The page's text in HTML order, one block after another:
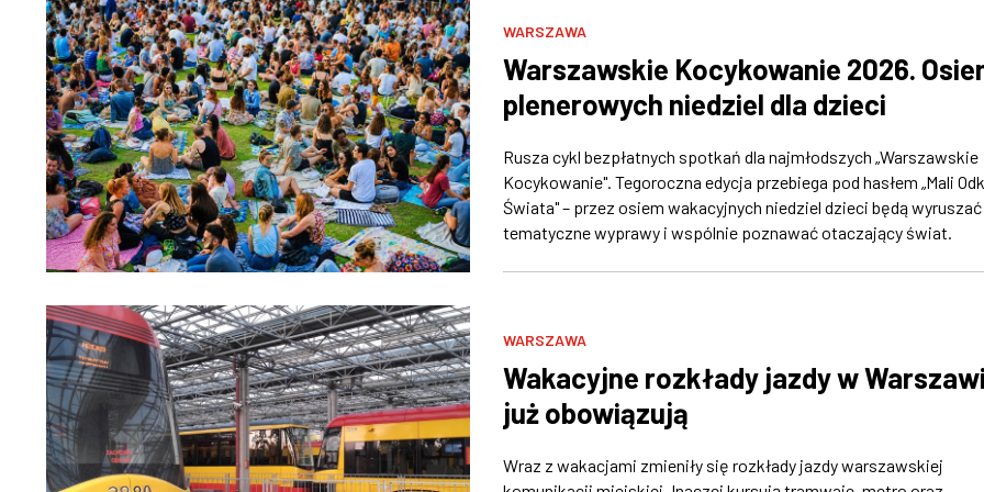
WARSZAWA
Warszawskie Kocykowanie 2026.
plenerowych niedziel dla dzieci
Rusza cykl bezpłatnych spotkań dla najmłodszych „Warszawskie
Kocykowanie". Tegoroczna edycja przebiega pod hasłem „Mali
Świata" – przez osiem wakacyjnych niedziel dzieci będą wyruszać
tematyczne wyprawy i wspólnie poznawać otaczający świat.
WARSZAWA
Wakacyjne rozkłady jazdy w
już obowiązują
Wraz z wakacjami zmieniły się rozkłady jazdy warszawskiej